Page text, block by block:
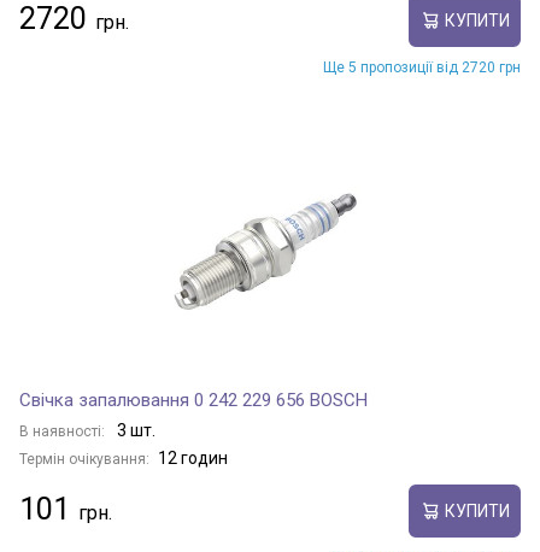
2720 КУПИТИ
Ще 5 пропозиції від 2720 грн
Свічка запалювання 0 242 229 656 BOSCH
В наявності: 3 шт.
Термін очікування: 12 годин
101 КУПИТИ